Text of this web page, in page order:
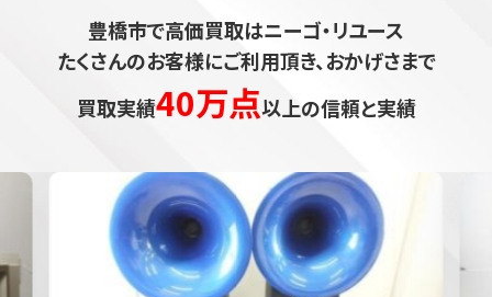
豊橋市で高価買取はニーゴ・リユース
たくさんのお客様にご利用頂き、おかげさまで
買取実績40万点以上の信頼と実績